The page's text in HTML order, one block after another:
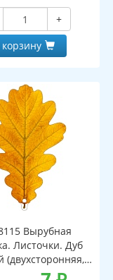
+
Вырубная
Листочки. Дуб
(двухсторонняя,
ВД-лак)